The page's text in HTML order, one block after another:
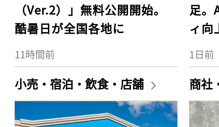
（Ver.2）」無料公開開始。
酷暑日が全国各地に
11時間前
足。
ィ向
1日前
小売・宿泊・飲食・店舗 商社